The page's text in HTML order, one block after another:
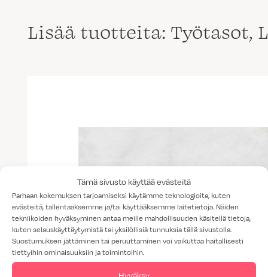
Tämä sivusto käyttää evästeitä
Parhaan kokemuksen tarjoamiseksi käytämme teknologioita, kuten
evästeitä, tallentaaksemme ja/tai käyttääksemme laitetietoja. Näiden
tekniikoiden hyväksyminen antaa meille mahdollisuuden käsitellä tietoja,
kuten selauskäyttäytymistä tai yksilöllisiä tunnuksia tällä sivustolla.
Suostumuksen jättäminen tai peruuttaminen voi vaikuttaa haitallisesti
tiettyihin ominaisuuksiin ja toimintoihin.
Hyväksy
Lisää tuotteita: Työtasot,